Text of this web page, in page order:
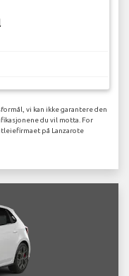
vi kan ikke garantere den
du vil motta. For
på Lanzarote